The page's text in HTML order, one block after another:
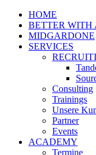
HOME
BETTER WITH
MIDGARDONE
SERVICES
Consulting
Trainings
Unsere
Partner
Events
ACADEMY
Termine